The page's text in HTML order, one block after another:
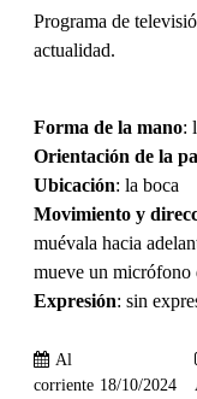
Programa de
actualidad.
Forma de la mano:
Orientación de la
Ubicación: la boca
Movimiento y
muévala hacia
mueve un micrófono
Expresión: sin
Al
corriente 18/10/2024